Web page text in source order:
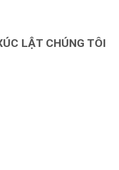
LẬT CHÚNG TÔI